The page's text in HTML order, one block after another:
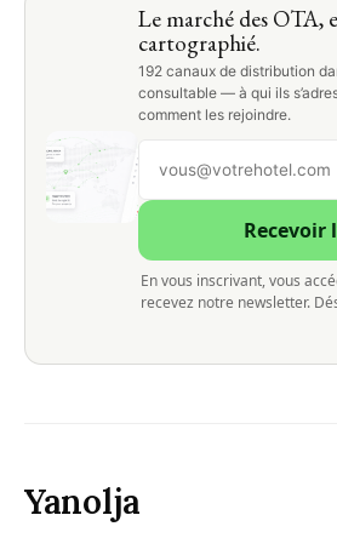
Le marché des OTA,
cartographié.
192 canaux de distribution
consultable — à qui ils
comment les rejoindre.
Recevoir
En vous inscrivant, vous
recevez notre newsletter.
Yanolja